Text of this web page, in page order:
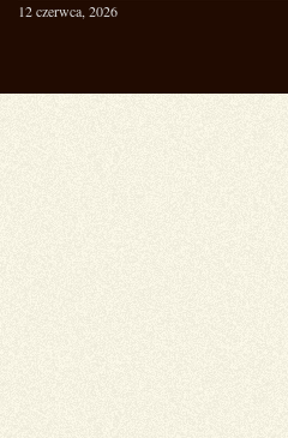
12 czerwca, 2026